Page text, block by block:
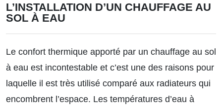
L’INSTALLATION D’UN CHAUFFAGE AU
SOL À EAU
Le confort thermique apporté par un chauffage au sol
à eau est incontestable et c’est une des raisons pour
laquelle il est très utilisé comparé aux radiateurs qui
encombrent l’espace. Les températures d’eau à